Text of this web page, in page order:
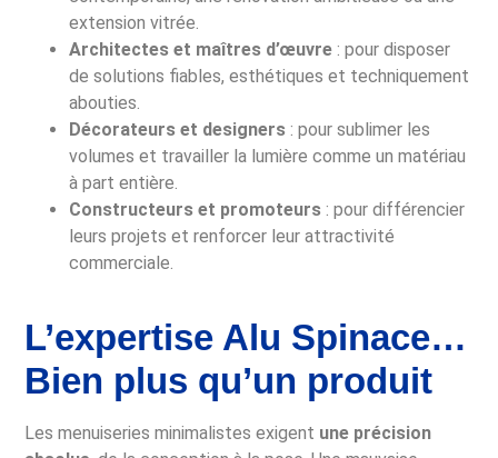
extension vitrée.
Architectes et maîtres d’œuvre : pour disposer
de solutions fiables, esthétiques et techniquement
abouties.
Décorateurs et designers : pour sublimer les
volumes et travailler la lumière comme un matériau
à part entière.
Constructeurs et promoteurs : pour différencier
leurs projets et renforcer leur attractivité
commerciale.
L’expertise Alu Spinace…
Bien plus qu’un produit
Les menuiseries minimalistes exigent une précision